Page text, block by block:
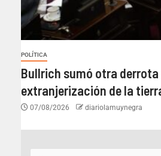
POLÍTICA
Bullrich sumó otra
extranjerización de la
07/08/2026 diariolamuynegra